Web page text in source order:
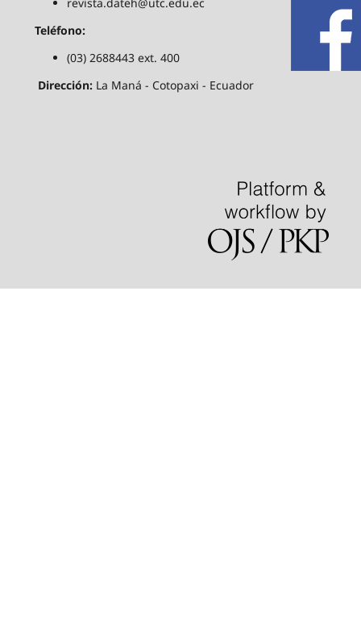
revista.dateh@utc.edu.ec
Teléfono:
(03) 2688443 ext. 400
Dirección: La Maná - Cotopaxi - Ecuador